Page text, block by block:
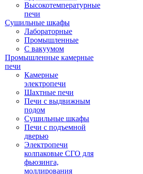
Высокотемпературные
печи
Сушильные шкафы
Лабораторные
Промышленные
С вакуумом
Промышленные камерные
печи
Камерные
электропечи
Шахтные печи
Печи с выдвижным
подом
Сушильные шкафы
Печи с подъемной
дверью
Электропечи
колпаковые СГО для
фьюзинга,
моллирования